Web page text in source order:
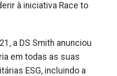
à iniciativa Race to
a DS Smith anunciou
em todas as suas
ESG, incluindo a